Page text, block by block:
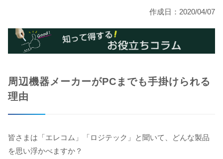
作成日：2020/04/07
周辺機器メーカーがPCまでも手掛けられる
理由
皆さまは「エレコム」「ロジテック」と聞いて、どんな製品
を思い浮かべますか？